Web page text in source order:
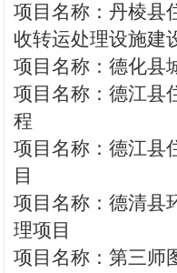
项目名称：丹棱县
收转运处理设施建
项目名称：德化县
项目名称：德江县
程
项目名称：德江县
目
项目名称：德清县
理项目
项目名称：第三师